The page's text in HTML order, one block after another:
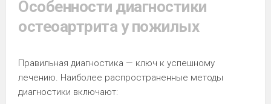
Особенности диагностики
остеоартрита у пожилых
Правильная диагностика — ключ к успешному
лечению. Наиболее распространенные методы
диагностики включают: